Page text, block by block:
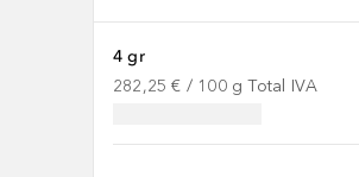
4 gr
282,25 € / 100 g Total IVA